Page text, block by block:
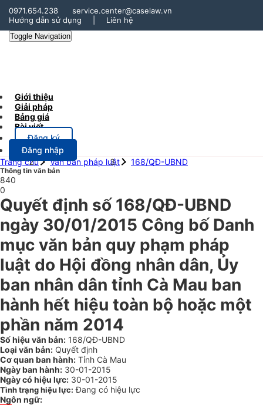
0971.654.238
service.center@caselaw.vn
Hướng dẫn sử dụng
Liên hệ
Toggle Navigation
Giới thiệu
Giải pháp
Bảng giá
Bài viết
Đăng ký
Đăng nhập
Trang chủ
Văn bản pháp luật 168/QĐ-UBND
Thông tin văn bản
840
0
Quyết định số 168/QĐ-UBND
ngày 30/01/2015 Công bố Danh
mục văn bản quy phạm pháp
luật do Hội đồng nhân dân, Ủy
ban nhân dân tỉnh Cà Mau ban
hành hết hiệu toàn bộ hoặc một
phần năm 2014
Số hiệu văn bản: 168/QĐ-UBND
Loại văn bản: Quyết định
Cơ quan ban hành: Tỉnh Cà Mau
Ngày ban hành: 30-01-2015
Ngày có hiệu lực: 30-01-2015
Tình trạng hiệu lực: Đang có hiệu lực
Ngôn ngữ: